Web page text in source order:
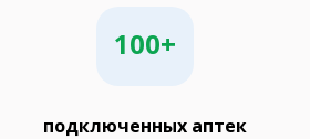
100+
подключенных аптек